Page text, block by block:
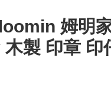
姆明
製 印章 印